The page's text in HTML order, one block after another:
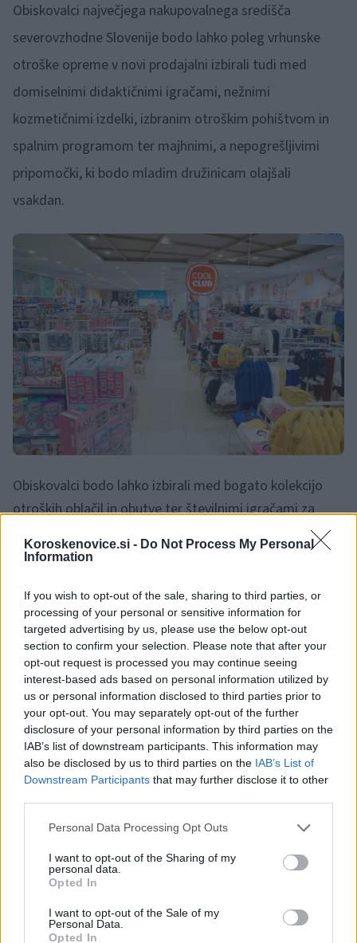
Koroskenovice.si - Do Not Process My Personal
Information
If you wish to opt-out of the sale, sharing to third parties, or
processing of your personal or sensitive information for
targeted advertising by us, please use the below opt-out
section to confirm your selection. Please note that after your
opt-out request is processed you may continue seeing
interest-based ads based on personal information utilized by
us or personal information disclosed to third parties prior to
your opt-out. You may separately opt-out of the further
disclosure of your personal information by third parties on the
IAB’s list of downstream participants. This information may
also be disclosed by us to third parties on the IAB’s List of
Downstream Participants that may further disclose it to other
Please note that this website/app uses one or more Google
not limited to your visit or usage behaviour. You may click to
grant or deny consent to Google and its third-party tags to
use your data for below specified purposes in below Google
consent section.
Personal Data Processing Opt Outs
I want to opt-out of the Sharing of my
personal data.
Opted In
I want to opt-out of the Sale of my
Personal Data.
Opted In
Obiskovalci največjega nakupovalnega središča
severovzhodne Slovenije bodo lahko poleg vrhunske
otroške opreme v novi prodajalni izbirali tudi med
domiselnimi didaktičnimi igračami, nežnimi
kozmetičnimi izdelki, izbranim otroškim pohištvom in
spalnim programom ter majhnimi, a nepogrešljivimi
pripomočki, ki bodo mladim družinicam olajšali
vsakdan.
Obiskovalci bodo lahko izbirali med bogato kolekcijo
otroških oblačil in obutve ter številnimi igračami za
in oblačil Cool Club ter Original Marines poskrbeli za
omaro polno inspiracij, ki bo vašim malčkom polepšala
to jesen.
Besedilo: IPPR - agencija za komuniciranje
Opozorilo:Po 297. členu Kazenskega zakonika je
posameznik kazensko odgovoren za javno spodbujanje